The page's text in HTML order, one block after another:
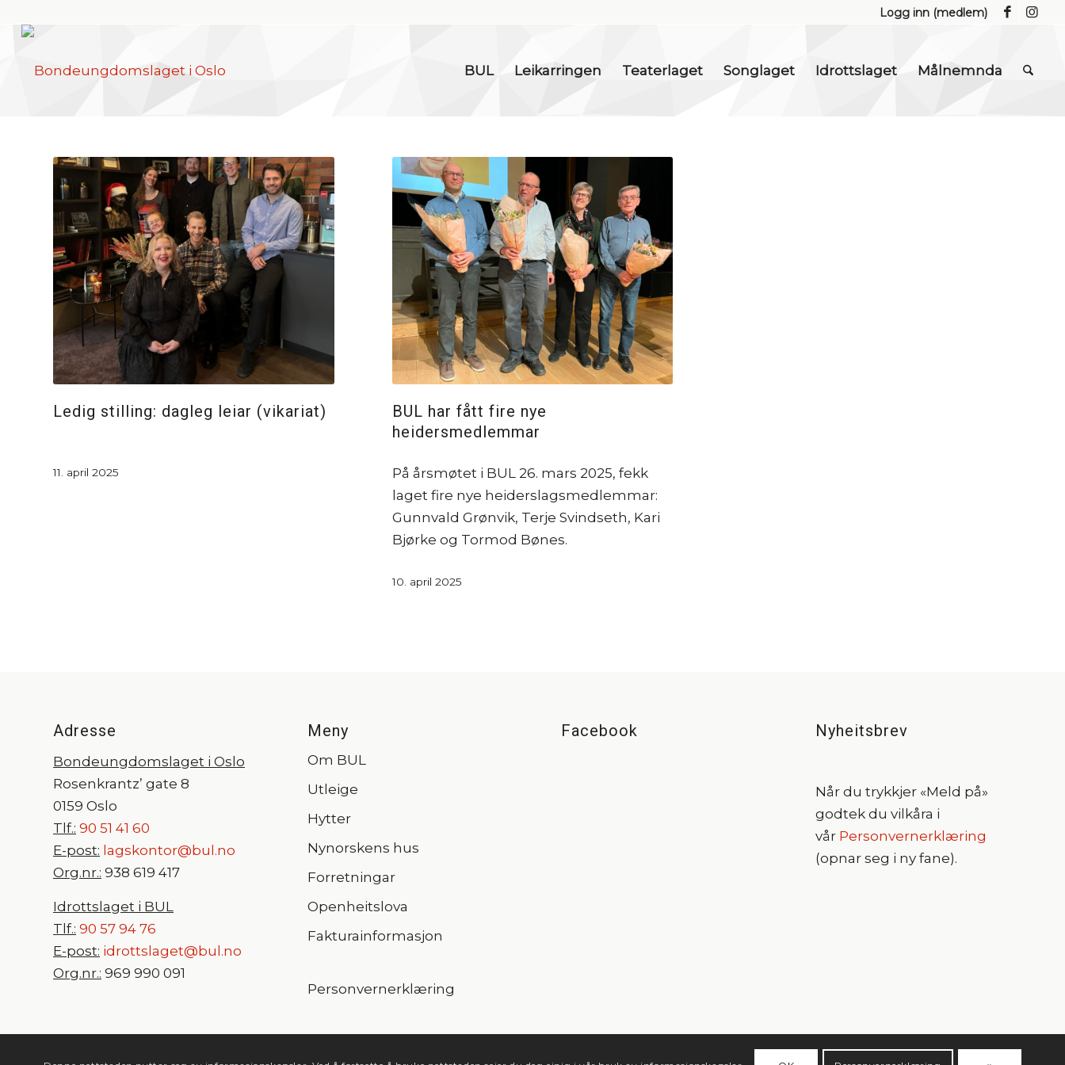
Logg inn (medlem)
BUL Leikarringen Teaterlaget Songlaget Idrottslaget Målnemnda
Ledig stilling: dagleg leiar (vikariat)
11. april 2025
BUL har fått fire nye
heidersmedlemmar
På årsmøtet i BUL 26. mars 2025, fekk
laget fire nye heiderslagsmedlemmar:
Gunnvald Grønvik, Terje Svindseth, Kari
Bjørke og Tormod Bønes.
10. april 2025
Adresse
Bondeungdomslaget i Oslo
Rosenkrantz’ gate 8
0159 Oslo
Tlf.: 90 51 41 60
E-post: lagskontor@bul.no
Org.nr.: 938 619 417
Idrottslaget i BUL
Tlf.: 90 57 94 76
E-post: idrottslaget@bul.no
Org.nr.: 969 990 091
Meny
Om BUL
Utleige
Hytter
Nynorskens hus
Forretningar
Openheitslova
Fakturainformasjon
Personvernerklæring
Facebook Nyheitsbrev
Når du trykkjer «Meld på»
godtek du vilkåra i
vår Personvernerklæring
(opnar seg i ny fane).